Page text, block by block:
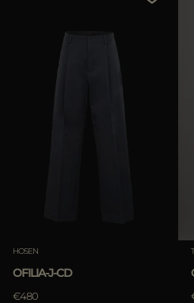
HOSEN
OFILIA-J-CD
€480